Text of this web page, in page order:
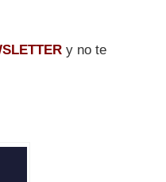
y no te